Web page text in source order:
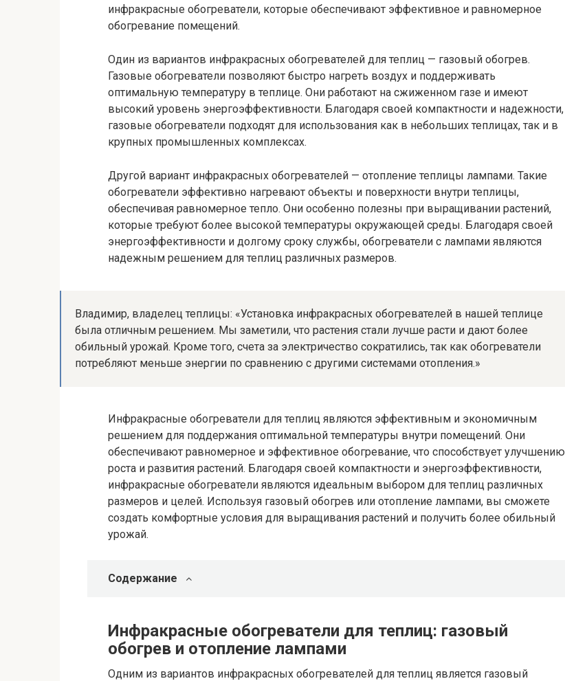
инфракрасные обогреватели, которые обеспечивают эффективное и равномерное
обогревание помещений.
Один из вариантов инфракрасных обогревателей для теплиц — газовый обогрев.
Газовые обогреватели позволяют быстро нагреть воздух и поддерживать
оптимальную температуру в теплице. Они работают на сжиженном газе и имеют
высокий уровень энергоэффективности. Благодаря своей компактности и надежности,
газовые обогреватели подходят для использования как в небольших теплицах, так и в
крупных промышленных комплексах.
Другой вариант инфракрасных обогревателей — отопление теплицы лампами. Такие
обогреватели эффективно нагревают объекты и поверхности внутри теплицы,
обеспечивая равномерное тепло. Они особенно полезны при выращивании растений,
которые требуют более высокой температуры окружающей среды. Благодаря своей
энергоэффективности и долгому сроку службы, обогреватели с лампами являются
надежным решением для теплиц различных размеров.
Владимир, владелец теплицы: «Установка инфракрасных обогревателей в нашей теплице
была отличным решением. Мы заметили, что растения стали лучше расти и дают более
обильный урожай. Кроме того, счета за электричество сократились, так как обогреватели
потребляют меньше энергии по сравнению с другими системами отопления.»
Инфракрасные обогреватели для теплиц являются эффективным и экономичным
решением для поддержания оптимальной температуры внутри помещений. Они
обеспечивают равномерное и эффективное обогревание, что способствует улучшению
роста и развития растений. Благодаря своей компактности и энергоэффективности,
инфракрасные обогреватели являются идеальным выбором для теплиц различных
размеров и целей. Используя газовый обогрев или отопление лампами, вы сможете
создать комфортные условия для выращивания растений и получить более обильный
урожай.
Содержание
Инфракрасные обогреватели для теплиц: газовый
обогрев и отопление лампами
Одним из вариантов инфракрасных обогревателей для теплиц является газовый